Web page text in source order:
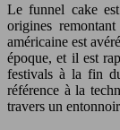
Le funnel cake
origines
américaine est
époque, et il est
festivals à la fin
référence à la
travers un